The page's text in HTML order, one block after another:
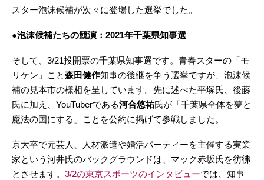
スター泡沫候補が次々に登場した選挙でした。
●泡沫候補たちの競演：2021年千葉県知事選
そして、3/21投開票の千葉県知事選です。青春スターの「モ
リケン」こと森田健作知事の後継を争う選挙ですが、泡沫候
補の見本市の様相を呈しています。先に述べた平塚氏、後藤
氏に加え、YouTuberである河合悠祐氏が「千葉県全体を夢と
魔法の国にする」ことを公約に掲げて参戦しました。
京大卒で元芸人、人材派遣や婚活パーティーを主催する実業
家という河井氏のバックグラウンドは、マック赤坂氏を彷彿
とさせます。 3/2の東京スポーツのインタビューでは、知事